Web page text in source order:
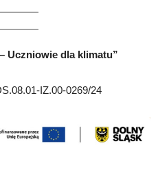
Uczniowie dla klimatu”
IZ.00-0269/24